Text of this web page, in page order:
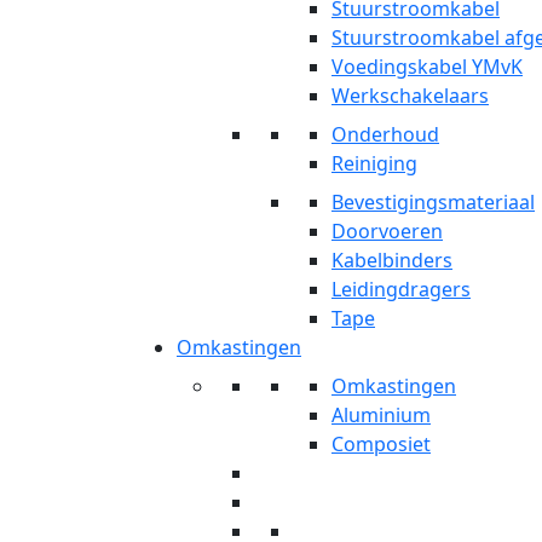
Stuurstroomkabel
Stuurstroomkabel
Voedingskabel YMvK
Werkschakelaars
Onderhoud
Reiniging
Bevestigingsmateriaal
Doorvoeren
Kabelbinders
Leidingdragers
Tape
Omkastingen
Omkastingen
Aluminium
Composiet